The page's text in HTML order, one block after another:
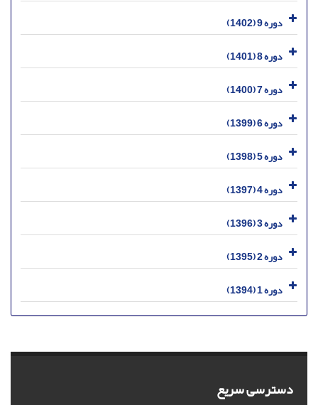
دوره 9 (1402)
دوره 8 (1401)
دوره 7 (1400)
دوره 6 (1399)
دوره 5 (1398)
دوره 4 (1397)
دوره 3 (1396)
دوره 2 (1395)
دوره 1 (1394)
دسترسی سریع